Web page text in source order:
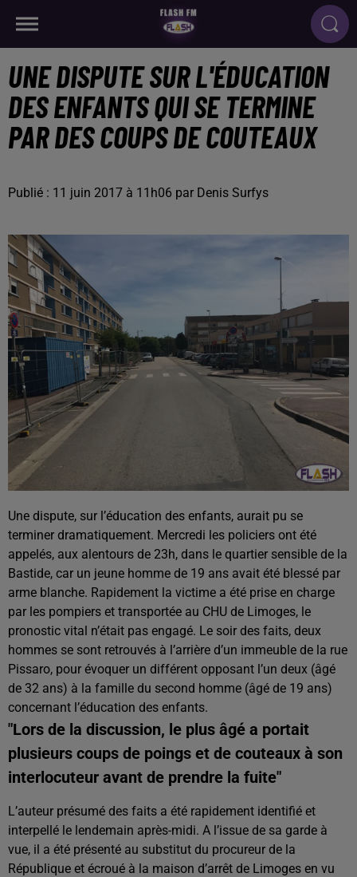
UNE DISPUTE SUR L'ÉDUCATION
DES ENFANTS QUI SE TERMINE
PAR DES COUPS DE COUTEAUX
Publié : 11 juin 2017 à 11h06 par Denis Surfys
Une dispute, sur l’éducation des enfants, aurait pu se
terminer dramatiquement. Mercredi les policiers ont été
appelés, aux alentours de 23h, dans le quartier sensible de la
Bastide, car un jeune homme de 19 ans avait été blessé par
arme blanche. Rapidement la victime a été prise en charge
par les pompiers et transportée au CHU de Limoges, le
pronostic vital n’était pas engagé. Le soir des faits, deux
hommes se sont retrouvés à l’arrière d’un immeuble de la rue
Pissaro, pour évoquer un différent opposant l’un deux (âgé
de 32 ans) à la famille du second homme (âgé de 19 ans)
concernant l’éducation des enfants.
"Lors de la discussion, le plus âgé a portait
plusieurs coups de poings et de couteaux à son
interlocuteur avant de prendre la fuite"
L’auteur présumé des faits a été rapidement identifié et
interpellé le lendemain après-midi. A l’issue de sa garde à
vue, il a été présenté au substitut du procureur de la
République et écroué à la maison d’arrêt de Limoges en vu